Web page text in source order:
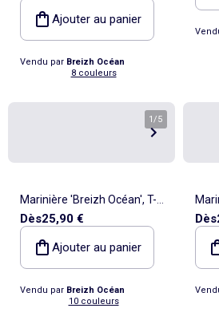
Manches Longues Rayé
Ajouter au panier
Vendu par Breizh Océan
8 couleurs
1 /5
Marinière 'Breizh Océan', T-
Shirt rayé mixte épais en
Coton Bio, Homme ou
Femme
Dès25,90 €
Ajouter au panier
Vendu par Breizh Océan
10 couleurs
Dès